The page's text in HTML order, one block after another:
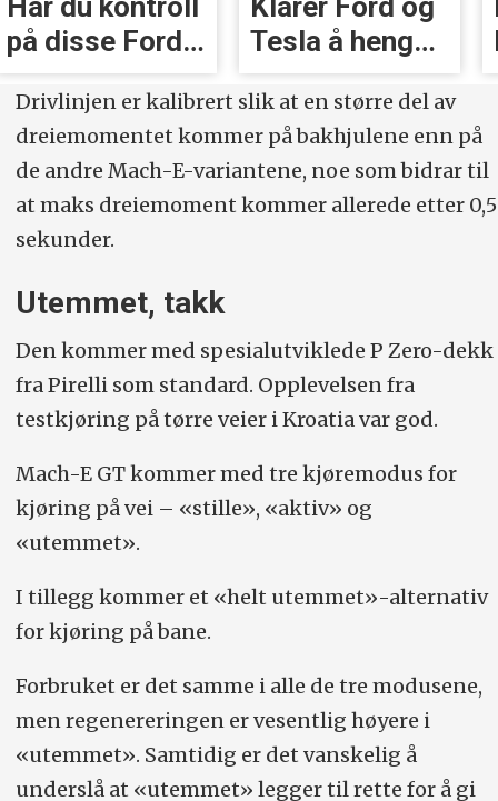
Har du kontroll
på disse Ford-
modellene?
Klarer Ford og
Tesla å henge
med i
svingene?
Drivlinjen er kalibrert slik at en større del av
dreiemomentet kommer på bakhjulene enn på
de andre Mach-E-variantene, noe som bidrar til
at maks dreiemoment kommer allerede etter 0,5
sekunder.
Utemmet, takk
Den kommer med spesialutviklede P Zero-dekk
fra Pirelli som standard. Opplevelsen fra
testkjøring på tørre veier i Kroatia var god.
Mach-E GT kommer med tre kjøremodus for
kjøring på vei – «stille», «aktiv» og
«utemmet».
I tillegg kommer et «helt utemmet»-alternativ
for kjøring på bane.
Forbruket er det samme i alle de tre modusene,
men regenereringen er vesentlig høyere i
«utemmet». Samtidig er det vanskelig å
underslå at «utemmet» legger til rette for å gi